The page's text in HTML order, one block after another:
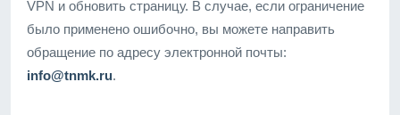
VPN и обновить страницу. В случае, если ограничение
было применено ошибочно, вы можете направить
обращение по адресу электронной почты:
info@tnmk.ru.